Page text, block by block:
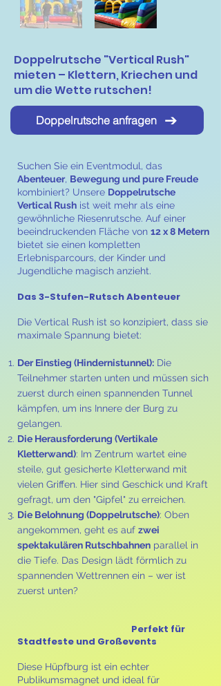
Doppelrutsche "Vertical Rush"
mieten – Klettern, Kriechen und
um die Wette rutschen!
Doppelrutsche anfragen
Suchen Sie ein Eventmodul, das
Abenteuer, Bewegung und pure Freude
kombiniert? Unsere Doppelrutsche
Vertical Rush ist weit mehr als eine
gewöhnliche Riesenrutsche. Auf einer
beeindruckenden Fläche von 12 x 8 Metern
bietet sie einen kompletten
Erlebnisparcours, der Kinder und
Jugendliche magisch anzieht.
Das 3-Stufen-Rutsch Abenteuer
Die Vertical Rush ist so konzipiert, dass sie
maximale Spannung bietet:
Der Einstieg (Hindernistunnel): Die
Teilnehmer starten unten und müssen sich
zuerst durch einen spannenden Tunnel
kämpfen, um ins Innere der Burg zu
gelangen.
Die Herausforderung (Vertikale
Kletterwand): Im Zentrum wartet eine
steile, gut gesicherte Kletterwand mit
vielen Griffen. Hier sind Geschick und Kraft
gefragt, um den "Gipfel" zu erreichen.
Die Belohnung (Doppelrutsche): Oben
angekommen, geht es auf zwei
spektakulären Rutschbahnen parallel in
die Tiefe. Das Design lädt förmlich zu
spannenden Wettrennen ein – wer ist
zuerst unten?
Perfekt für
Stadtfeste und Großevents
Diese Hüpfburg ist ein echter
Publikumsmagnet und ideal für